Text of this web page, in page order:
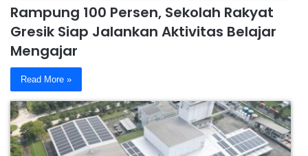
Rampung 100 Persen, Sekolah Rakyat
Gresik Siap Jalankan Aktivitas Belajar
Mengajar
Read More »